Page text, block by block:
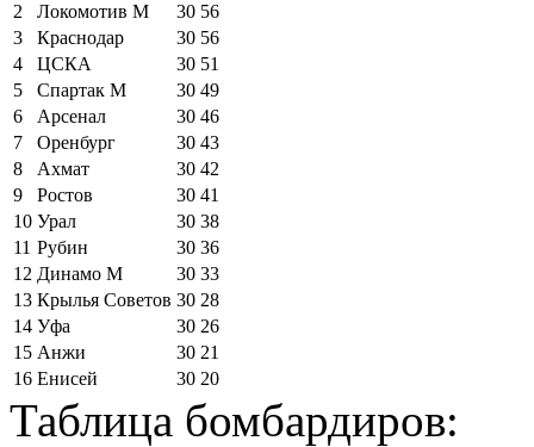
2
Локомотив М 30 56
3
Краснодар 30 56
4
ЦСКА 30 51
5
Спартак М 30 49
6
Арсенал 30 46
7
Оренбург 30 43
8
Ахмат 30 42
9
Ростов 30 41
10 Урал 30 38
11 Рубин 30 36
12 Динамо М 30 33
13 Крылья Советов 30 28
14 Уфа 30 26
15 Анжи 30 21
16 Енисей 30 20
Таблица бомбардиров: